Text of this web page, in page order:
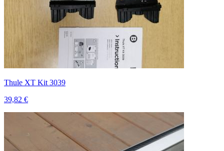
Thule XT Kit 3039
39,82 €